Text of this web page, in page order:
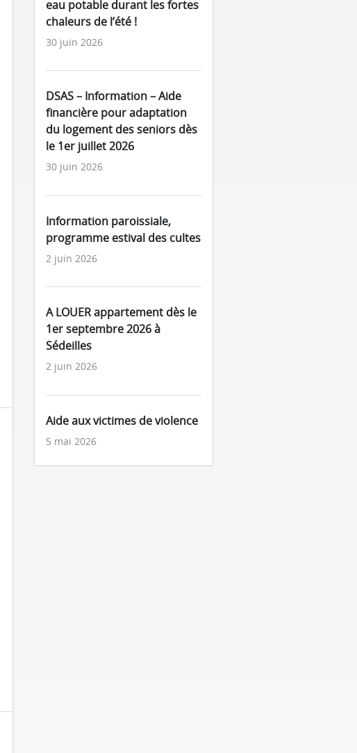
eau potable durant les fortes
chaleurs de l’été !
30 juin 2026
DSAS – Information – Aide
financière pour adaptation
du logement des seniors dès
le 1er juillet 2026
30 juin 2026
Information paroissiale,
programme estival des cultes
2 juin 2026
A LOUER appartement dès le
1er septembre 2026 à
Sédeilles
2 juin 2026
Aide aux victimes de violence
5 mai 2026